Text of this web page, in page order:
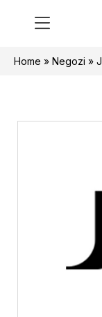
Home » Negozi »